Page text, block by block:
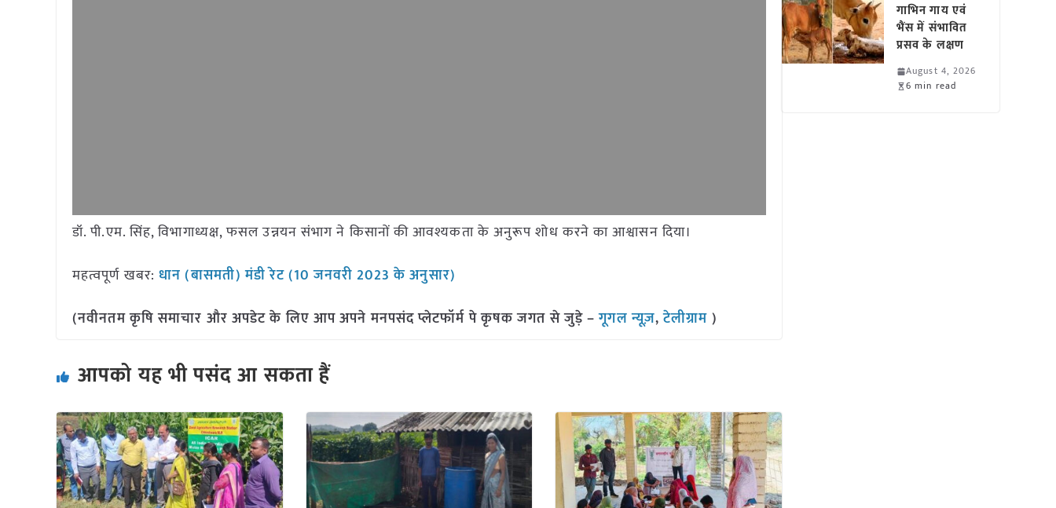
डॉ. पी.एम. सिंह, विभागाध्यक्ष, फसल उन्नयन संभाग ने किसानों की आवश्यकता के अनुरूप शोध करने का आश्वासन दिया।
महत्वपूर्ण खबर:धान (बासमती) मंडी रेट (10 जनवरी 2023 के अनुसार)
(नवीनतम कृषि समाचार और अपडेट के लिए आप अपने मनपसंद प्लेटफॉर्म पे कृषक जगत से जुड़े –गूगल न्यूज़,टेलीग्राम )
आपको यह भी पसंद आ सकता हैं
गाभिन गाय एवं
भैंस में संभावित
प्रसव के लक्षण
August 4, 2026
6 min read